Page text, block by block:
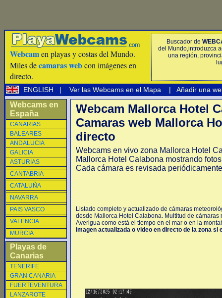
Webcamen playas y costas del Mundo.
Miles decamaras webcon imágenes en
directo.
Buscador de
del Mundo,introduzca
una región,
ENGLISH | Ver las Webcams en el Mapa | Añadir una
Webcams en
España
CANARIAS
BALEARES
ANDALUCIA
GALICIA
ASTURIAS
CANTABRIA
CATALUÑA
NAVARRA
PAIS VASCO
VALENCIA
MURCIA
Playas de
Canarias
TENERIFE
GRAN CANARIA
FUERTEVENTURA
LANZAROTE
Webcam Mallorca Hotel
Camaras web Mallorca
directo
Webcams en vivo zona Mallorca Hotel
Mallorca Hotel Calabona mostrando
Cada cámara es revisada
Listado completo y actualizado de cámaras
desde Mallorca Hotel Calabona. Multitud de
Averigua como está el tiempo en el mar o en la
imagen actualizada o video en directo de la zona si